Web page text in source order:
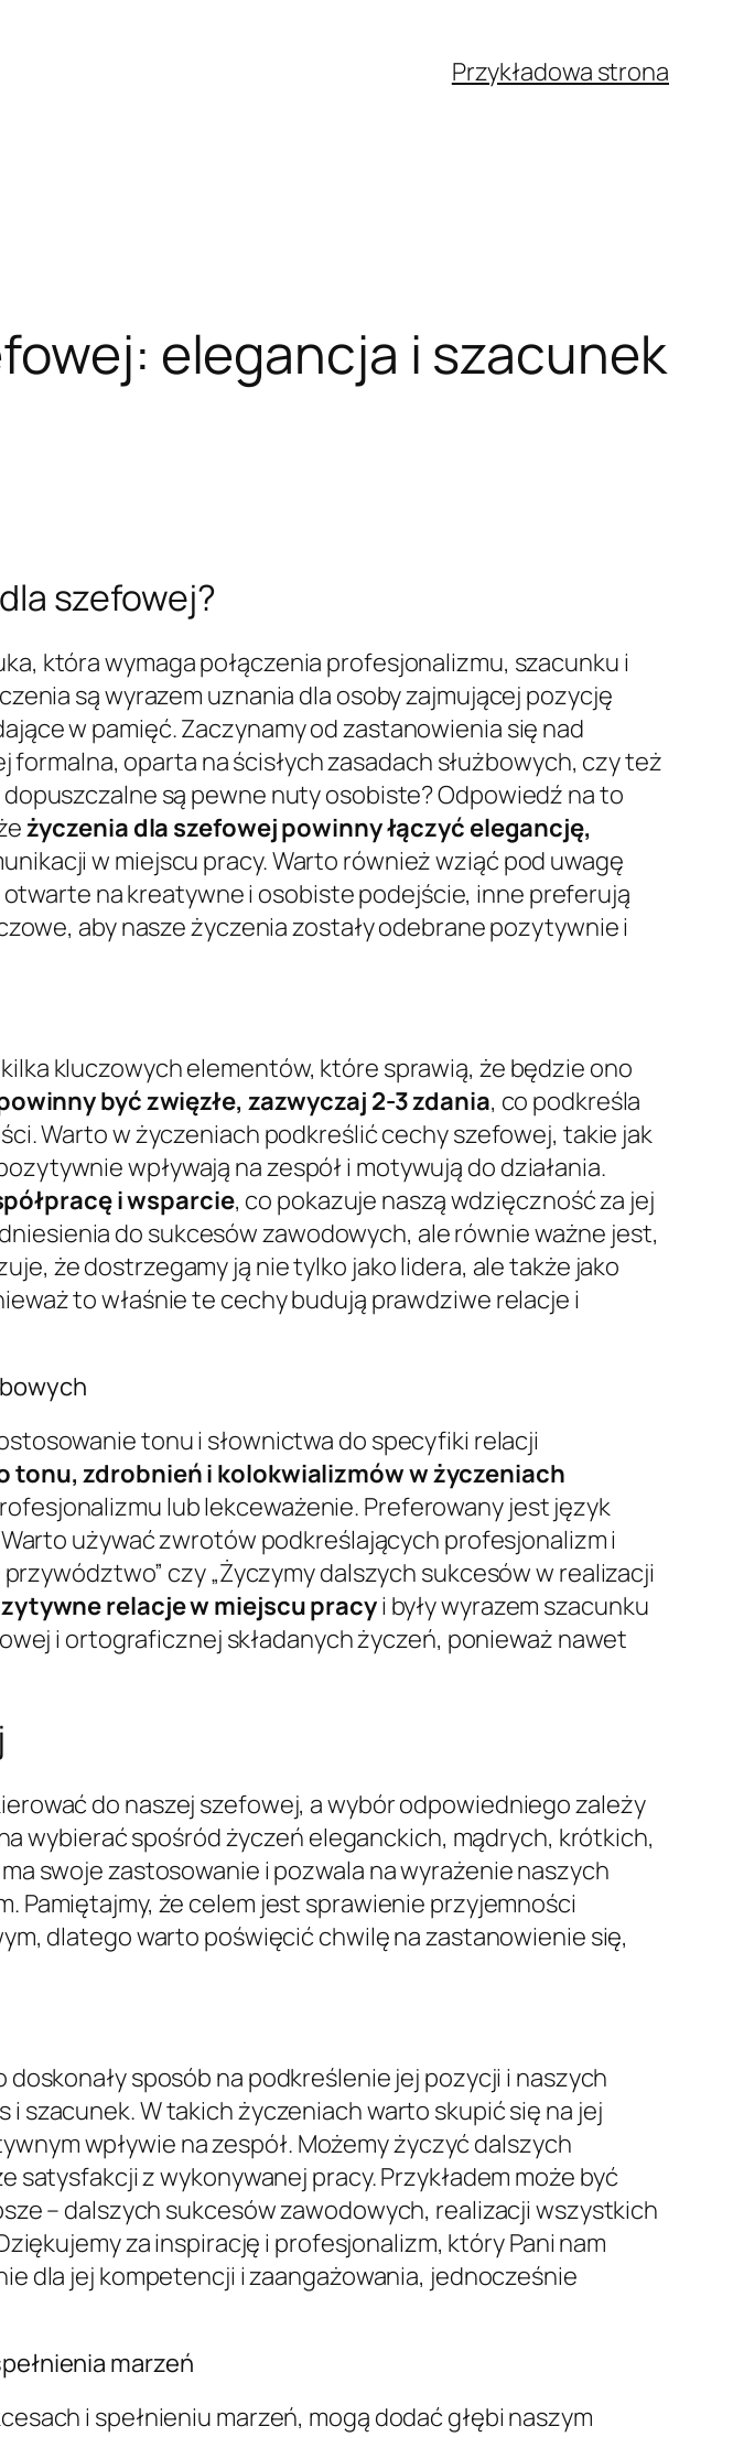
Przykładowa strona
elegancja i szacunek
szefowej?
która wymaga połączenia profesjonalizmu, szacunku i
są wyrazem uznania dla osoby zajmującej pozycję
w pamięć. Zaczynamy od zastanowienia się nad
oparta na ścisłych zasadach służbowych, czy też
są pewne nuty osobiste? Odpowiedź na to
życzenia dla szefowej powinny łączyć elegancję,
w miejscu pracy. Warto również wziąć pod uwagę
na kreatywne i osobiste podejście, inne preferują
aby nasze życzenia zostały odebrane pozytywnie i
kluczowych elementów, które sprawią, że będzie ono
być zwięzłe, zazwyczaj 2-3 zdania, co podkreśla
Warto w życzeniach podkreślić cechy szefowej, takie jak
wpływają na zespół i motywują do działania.
i wsparcie, co pokazuje naszą wdzięczność za jej
do sukcesów zawodowych, ale równie ważne jest,
że dostrzegamy ją nie tylko jako lidera, ale także jako
to właśnie te cechy budują prawdziwe relacje i
tonu i słownictwa do specyfiki relacji
tonu, zdrobnień i kolokwializmów w życzeniach
lub lekceważenie. Preferowany jest język
używać zwrotów podkreślających profesjonalizm i
czy „Życzymy dalszych sukcesów w realizacji
relacje w miejscu pracyi były wyrazem szacunku
i ortograficznej składanych życzeń, ponieważ nawet
do naszej szefowej, a wybór odpowiedniego zależy
wybierać spośród życzeń eleganckich, mądrych, krótkich,
swoje zastosowanie i pozwala na wyrażenie naszych
Pamiętajmy, że celem jest sprawienie przyjemności
dlatego warto poświęcić chwilę na zastanowienie się,
sposób na podkreślenie jej pozycji i naszych
W takich życzeniach warto skupić się na jej
wpływie na zespół. Możemy życzyć dalszych
z wykonywanej pracy. Przykładem może być
– dalszych sukcesów zawodowych, realizacji wszystkich
za inspirację i profesjonalizm, który Pani nam
dla jej kompetencji i zaangażowania, jednocześnie
marzeń
i spełnieniu marzeń, mogą dodać głębi naszym